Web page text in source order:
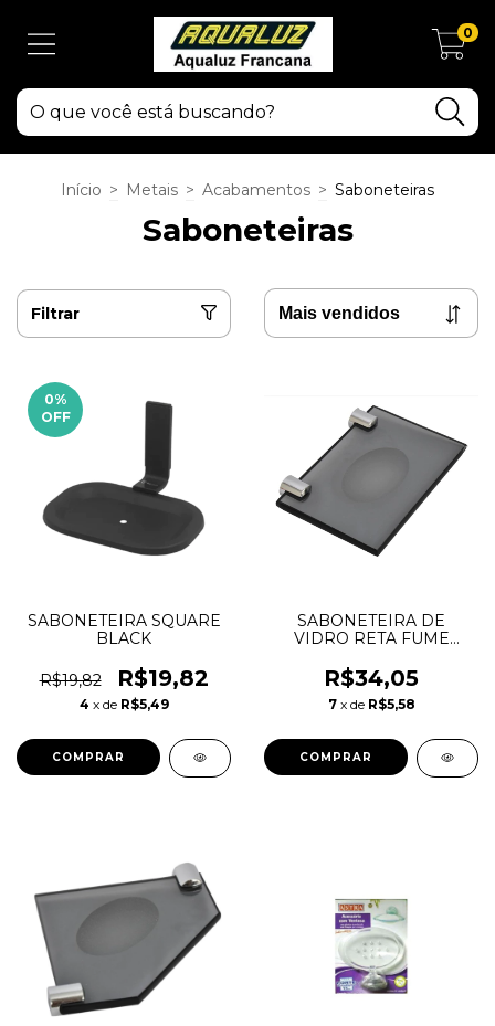
0
Início > Metais > Acabamentos > Saboneteiras
Saboneteiras
Filtrar
0%
OFF
SABONETEIRA SQUARE
BLACK
R$19,82 R$19,82
4 x de R$5,49
SABONETEIRA DE
VIDRO RETA FUME
R$34,05
7 x de R$5,58